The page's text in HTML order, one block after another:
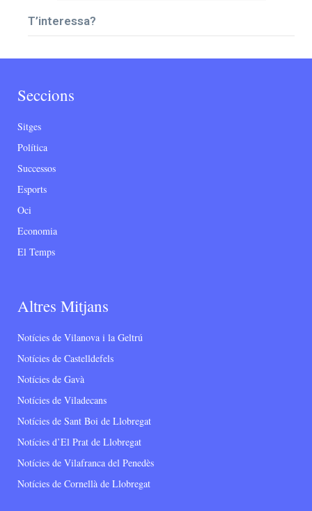
T’interessa?
Seccions
Sitges
Política
Successos
Esports
Oci
Economia
El Temps
Altres Mitjans
Notícies de Vilanova i la Geltrú
Notícies de Castelldefels
Notícies de Gavà
Notícies de Viladecans
Notícies de Sant Boi de Llobregat
Notícies d’El Prat de Llobregat
Notícies de Vilafranca del Penedès
Notícies de Cornellà de Llobregat